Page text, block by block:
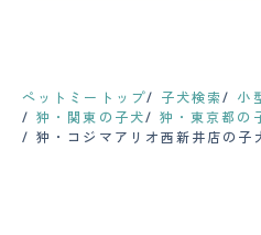
ペットミートップ 子犬検索 小
狆・関東の子犬
狆・東京都の
狆・コジマアリオ西新井店の子